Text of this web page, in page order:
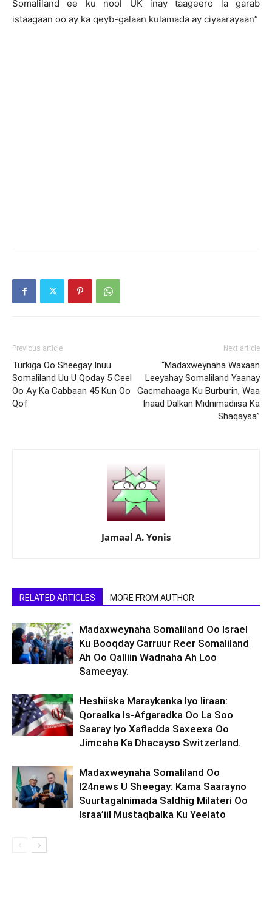
Somaliland ee ku nool UK inay taageero la garab
istaagaan oo ay ka qeyb-galaan kulamada ay ciyaarayaan”
Previous article
Turkiga Oo Sheegay Inuu
Somaliland Uu U Qoday 5 Ceel
Oo Ay Ka Cabbaan 45 Kun Oo
Qof
Next article
“Madaxweynaha Waxaan
Leeyahay Somaliland Yaanay
Gacmahaaga Ku Burburin, Waa
Inaad Dalkan Midnimadiisa Ka
Shaqaysa”
Jamaal A. Yonis
RELATED ARTICLES MORE FROM AUTHOR
Madaxweynaha Somaliland Oo Israel
Ku Booqday Carruur Reer Somaliland
Ah Oo Qalliin Wadnaha Ah Loo
Sameeyay.
Heshiiska Maraykanka Iyo Iiraan:
Qoraalka Is-Afgaradka Oo La Soo
Saaray Iyo Xafladda Saxeexa Oo
Jimcaha Ka Dhacayso Switzerland.
Madaxweynaha Somaliland Oo
I24news U Sheegay: Kama Saarayno
Suurtagalnimada Saldhig Milateri Oo
Israa’iil Mustaqbalka Ku Yeelato